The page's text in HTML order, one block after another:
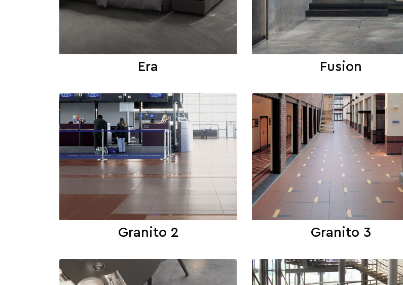
Era Fusion
Granito 2 Granito 3